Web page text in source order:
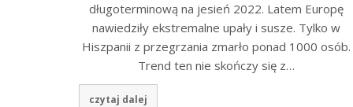
długoterminową na jesień 2022. Latem Europę
nawiedziły ekstremalne upały i susze. Tylko w
Hiszpanii z przegrzania zmarło ponad 1000 osób.
Trend ten nie skończy się z…
czytaj dalej